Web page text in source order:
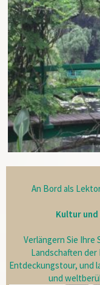
An Bord als
Kultur und
Verlängern Sie Ihre
Landschaften der
Entdeckungstour, und
und